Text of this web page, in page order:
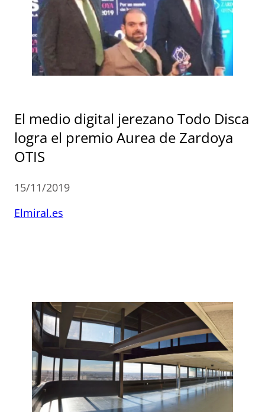
El medio digital jerezano Todo Disca
logra el premio Aurea de Zardoya
OTIS
15/11/2019
Elmiral.es